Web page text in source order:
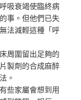
吸衰竭使臨終病
事。但他們已失
法減輕這種「呼
周圍留出足夠的
製劑的合成麻醉
。
些家屬會想到用